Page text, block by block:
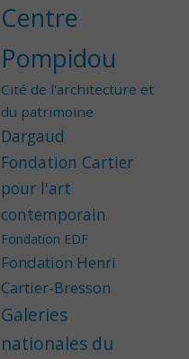
Centre
Pompidou
Cité de l'architecture et
du patrimoine
Dargaud
Fondation Cartier
pour l'art
contemporain
Fondation EDF
Fondation Henri
Cartier-Bresson
Galeries
nationales du